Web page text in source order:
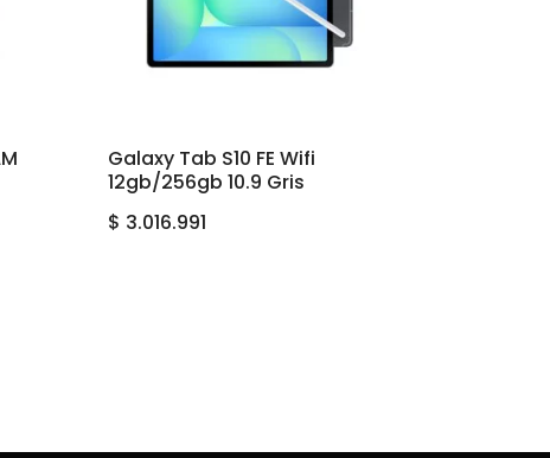
Galaxy Tab S10 FE Wifi
12gb/256gb 10.9 Gris
$ 3.016.991